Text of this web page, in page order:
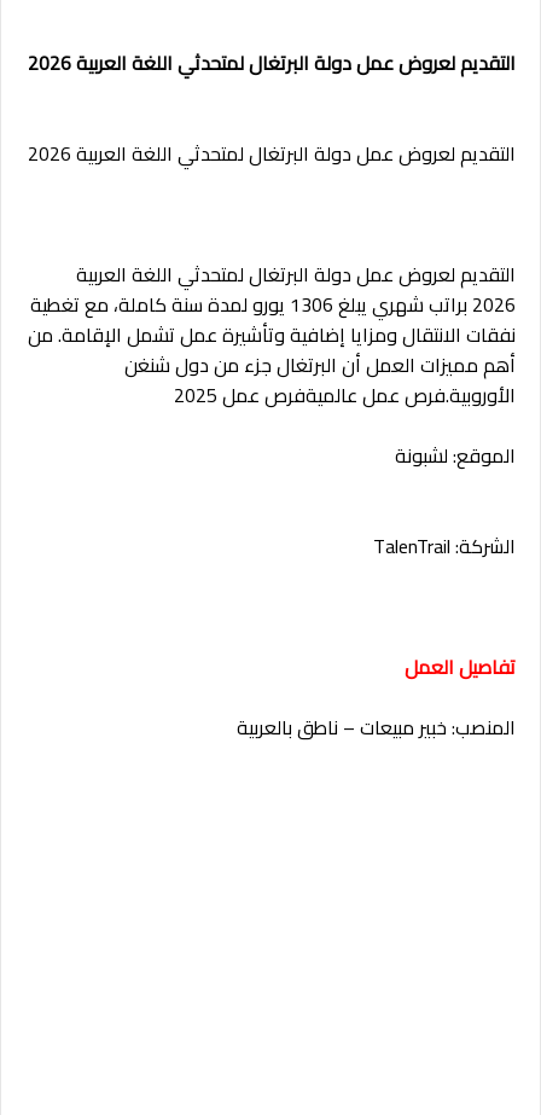
التقديم لعروض عمل دولة البرتغال لمتحدثي اللغة العربية 2026
التقديم لعروض عمل دولة البرتغال لمتحدثي اللغة العربية 2026
التقديم لعروض عمل دولة البرتغال لمتحدثي اللغة العربية
2026 ب
راتب شهري يبلغ 1306 يورو لمدة سنة كاملة، مع تغطية
نفقات الانتقال ومزايا إضافية وتأشيرة عمل تشمل الإقامة. من
أهم مميزات العمل أن البرتغال جزء من دول شنغن
الأوروبية.فرص عمل عالميةفرص عمل 2025
الموقع: لشبونة
الشركة: TalenTrail
تفاصيل العمل
المنصب: خبير مبيعات – ناطق بالعربية